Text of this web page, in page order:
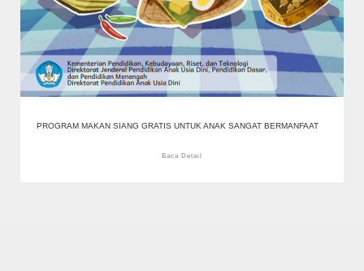
PROGRAM MAKAN SIANG GRATIS UNTUK ANAK SANGAT BERMANFAAT
Baca Detail